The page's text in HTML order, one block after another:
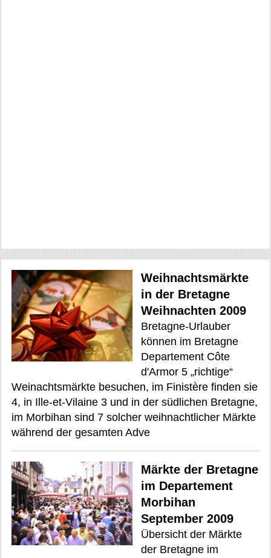
Weihnachtsmärkte
in der Bretagne
Weihnachten 2009
Bretagne-Urlauber
können im Bretagne
Departement Côte
d'Armor 5 „richtige“
Weinachtsmärkte besuchen, im Finistère finden sie
4, in Ille-et-Vilaine 3 und in der südlichen Bretagne,
im Morbihan sind 7 solcher weihnachtlicher Märkte
während der gesamten Adve
Märkte der Bretagne
im Departement
Morbihan
September 2009
Übersicht der Märkte
der Bretagne im